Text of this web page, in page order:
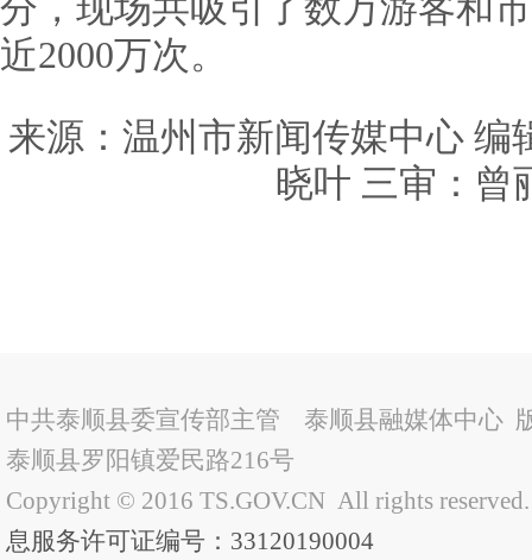
分，现场共吸引了数万游客和
近2000万次。
来源：温州市新闻传媒中心 编
晓叶 三审：曾
中共泰顺县委宣传部主管 泰顺县融媒体中心
泰顺县罗阳镇爱民路216号
Copyright © 2016 TS.GOV.CN All rights
息服务许可证编号：33120190004